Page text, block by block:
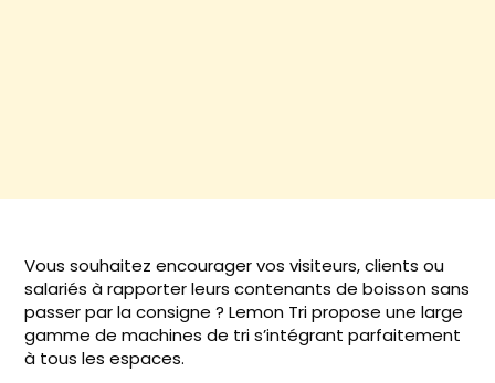
Vous souhaitez encourager vos visiteurs, clients ou
salariés à rapporter leurs contenants de boisson sans
passer par la consigne ? Lemon Tri propose une large
gamme de machines de tri s’intégrant parfaitement
à tous les espaces.